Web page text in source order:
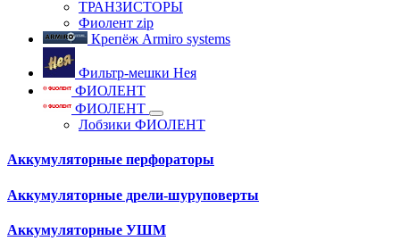
ТРАНЗИСТОРЫ
Фиолент zip
Крепёж Armiro systems
Фильтр-мешки Нея
ФИОЛЕНТ
ФИОЛЕНТ
Лобзики ФИОЛЕНТ
Аккумуляторные перфораторы
Аккумуляторные дрели-шуруповерты
Аккумуляторные УШМ